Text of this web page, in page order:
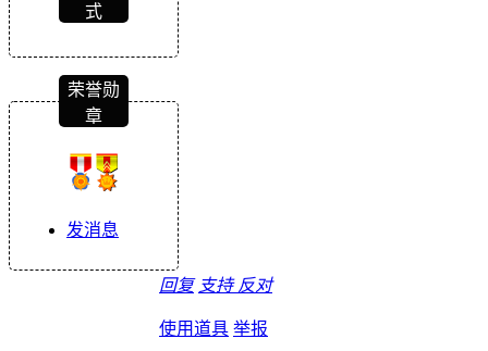
式
荣誉勋
章
发消息
回复 支持 反对
使用道具 举报